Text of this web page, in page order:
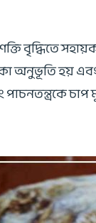
বৃদ্ধিতে
অনুভূতি হয়
চাপ